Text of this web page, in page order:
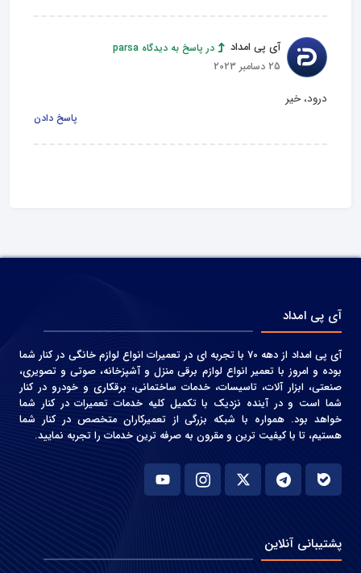
آی پی امداد
در پاسخ به دیدگاه parsa
25 دسامبر 2023
درود، خیر
پاسخ دادن
آی پی امداد
آی پی امداد از دهه 70 با تجربه ای در تعمیرات انواع لوازم خانگی در کنار شما
بوده و امروز با تعمیر انواع لوازم برقی منزل و آشپزخانه، صوتی و‌ تصویری،
صنعتی، ابزار آلات، تاسیسات، خدمات ساختمانی، برقکاری و خودرو در کنار
شما است و در آینده نزدیک با تکمیل کلیه خدمات تعمیرات در کنار شما
خواهد بود. همواره با شبکه بزرگی از تعمیرکاران متخصص در کنار شما
هستیم، تا با کیفیت ترین و مقرون به صرفه ترین خدمات را تجربه نمایید.
پشتیبانی آنلاین